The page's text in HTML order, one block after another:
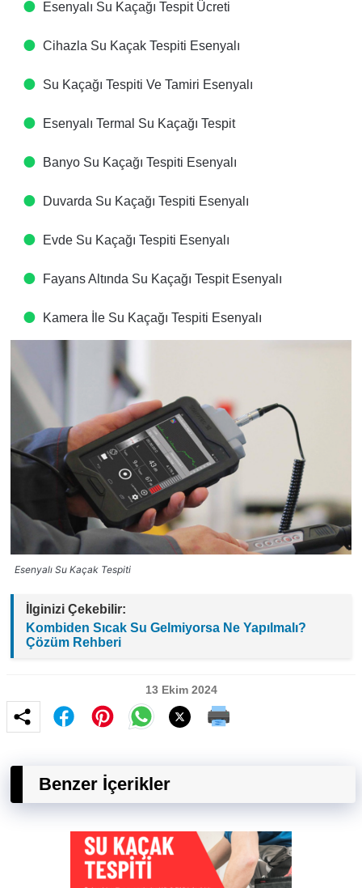
Esenyalı Su Kaçağı Tespit Ücreti​
Cihazla Su Kaçak Tespiti​ Esenyalı
Su Kaçağı Tespiti Ve Tamiri​ Esenyalı
Esenyalı Termal Su Kaçağı Tespit ​
Banyo Su Kaçağı Tespiti​ Esenyalı
Duvarda Su Kaçağı Tespiti​ Esenyalı
Evde Su Kaçağı Tespiti​ Esenyalı
Fayans Altında Su Kaçağı Tespit​ Esenyalı
Kamera İle Su Kaçağı Tespiti​ Esenyalı
Esenyalı Su Kaçak Tespiti
İlginizi Çekebilir:
Kombiden Sıcak Su Gelmiyorsa Ne Yapılmalı?
Çözüm Rehberi
13 Ekim 2024
Benzer İçerikler